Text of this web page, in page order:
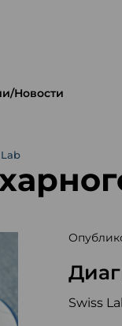
Новости
Swiss